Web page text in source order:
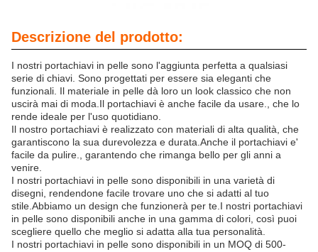
Descrizione del prodotto:
I nostri portachiavi in pelle sono l'aggiunta perfetta a qualsiasi
serie di chiavi. Sono progettati per essere sia eleganti che
funzionali. Il materiale in pelle dà loro un look classico che non
uscirà mai di moda.Il portachiavi è anche facile da usare., che lo
rende ideale per l'uso quotidiano.
Il nostro portachiavi è realizzato con materiali di alta qualità, che
garantiscono la sua durevolezza e durata.Anche il portachiavi e'
facile da pulire., garantendo che rimanga bello per gli anni a
venire.
I nostri portachiavi in pelle sono disponibili in una varietà di
disegni, rendendone facile trovare uno che si adatti al tuo
stile.Abbiamo un design che funzionerà per te.I nostri portachiavi
in pelle sono disponibili anche in una gamma di colori, così puoi
scegliere quello che meglio si adatta alla tua personalità.
I nostri portachiavi in pelle sono disponibili in un MOQ di 500-